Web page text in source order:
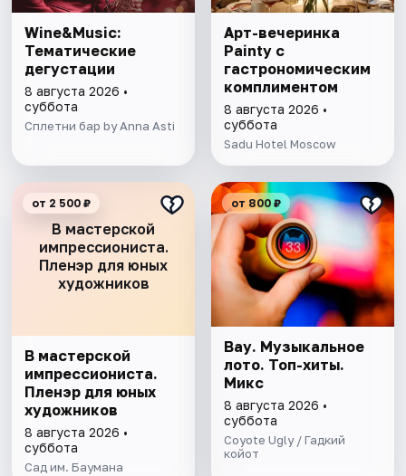
Wine&Music:
Тематические
дегустации
8 августа 2026 •
суббота
Сплетни бар by Anna Asti
Арт-вечеринка
Painty с
гастрономическим
комплиментом
8 августа 2026 •
суббота
Sadu Hotel Moscow
В мастерской
импрессиониста.
Пленэр для юных
художников
от 2 500 ₽
В мастерской
импрессиониста.
Пленэр для юных
художников
8 августа 2026 •
суббота
Сад им. Баумана
от 800 ₽
Вау. Музыкальное
лото. Топ-хиты.
Микс
8 августа 2026 •
суббота
Coyote Ugly / Гадкий
койот